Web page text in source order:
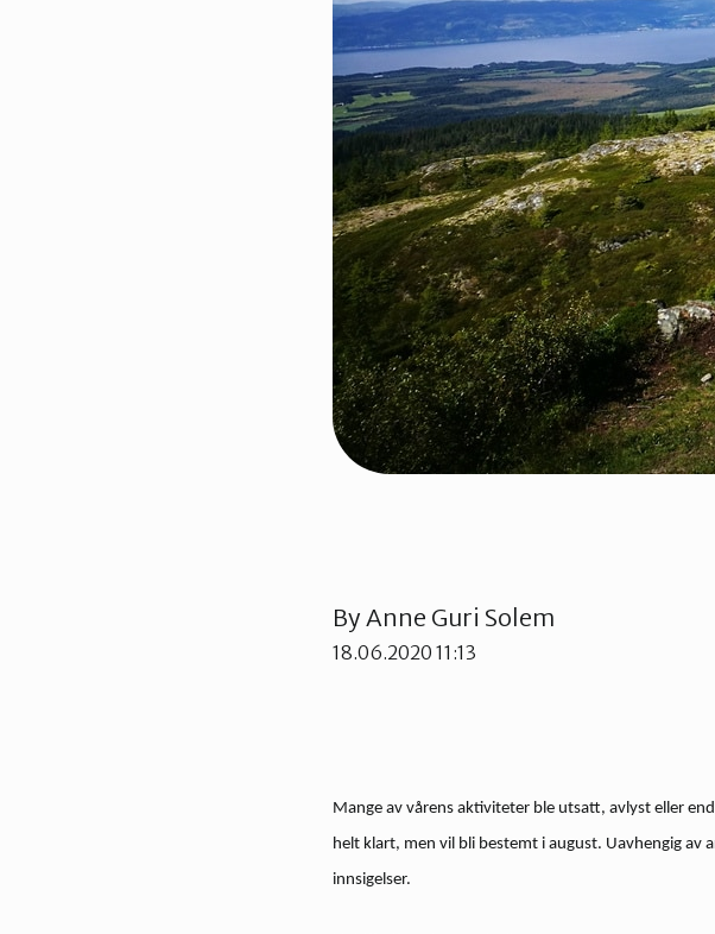
By Anne Guri Solem
18.06.2020 11:13
Mange av vårens aktiviteter ble utsatt, avlyst eller
helt klart, men vil bli bestemt i august. Uavhengig
innsigelser.